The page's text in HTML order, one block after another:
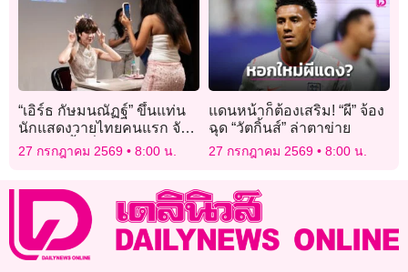
“เอิร์ธ กัษมนณัฏฐ์” ขึ้นแท่น
นักแสดงวายไทยคนแรก จัด
แฟนมีตติ้งเดี่ยวแดนภารตะ!
27 กรกฎาคม 2569 8:00 น.
แดนหน้าก็ต้องเสริม! “ผี” จ้อง
ฉุด “วัตกิ้นส์” ล่าตาข่าย
27 กรกฎาคม 2569 8:00 น.